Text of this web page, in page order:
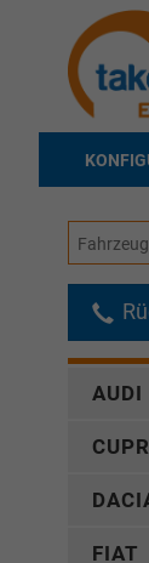
AUDI
FIAT